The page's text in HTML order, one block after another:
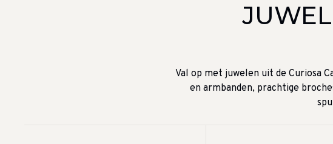
Val op met juwelen uit de Curiosa
en armbanden, prachtige